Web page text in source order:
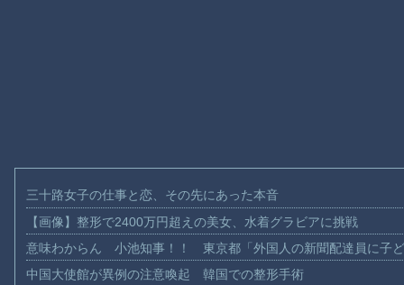
三十路女子の仕事と恋、その先にあった本音
【画像】整形で2400万円超えの美女、水着グラビアに挑戦
意味わからん 小池知事！！ 東京都「外国人の新聞配達員に子
中国大使館が異例の注意喚起 韓国での整形手術